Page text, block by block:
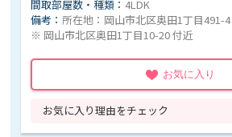
間取部屋数・種類： 4LDK
備考：所在地：岡山市北区奥田1丁目491-4
※ 岡山市北区奥田1丁目10-20 付近
お気に入り
お気に入り理由をチェック